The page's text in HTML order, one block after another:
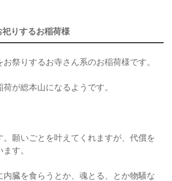
りするお稲荷様
祭りするお寺さん系のお稲荷様です。
が総本山になるようです。
。願いごとを叶えてくれますが、代償を
す。
臓を食らうとか、魂とる、とか物騒な